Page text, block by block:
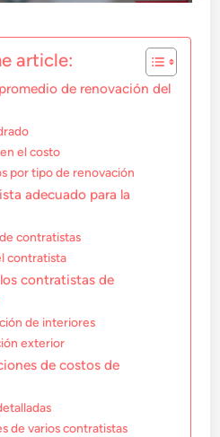
article:
de renovación del
el costo
por tipo de renovación
adecuado para la
contratistas
contratista
contratistas de
de interiores
exterior
de costos de
de varios contratistas